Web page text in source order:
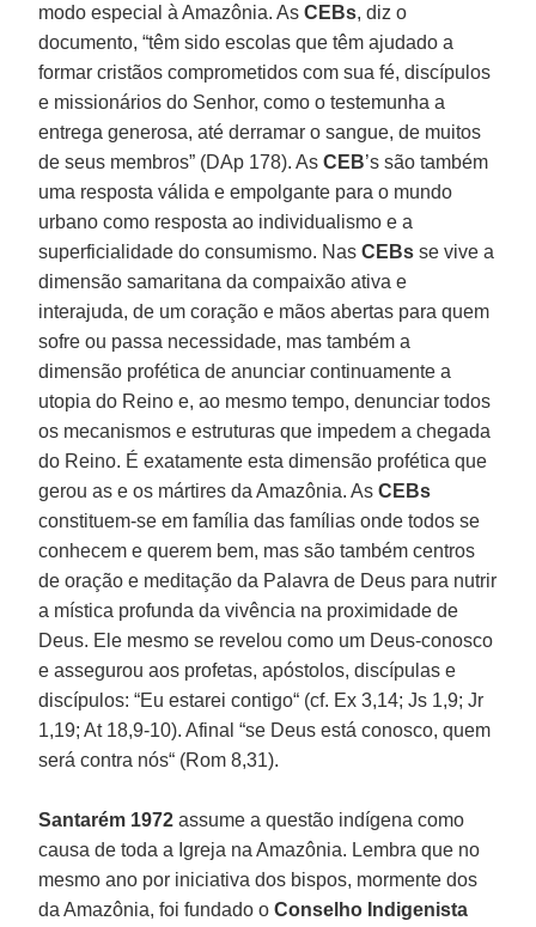
modo especial à Amazônia. AsCEBs, diz o
documento, “têm sido escolas que têm ajudado a
formar cristãos comprometidos com sua fé, discípulos
e missionários do Senhor, como o testemunha a
entrega generosa, até derramar o sangue, de muitos
de seus membros” (DAp 178). AsCEB’s são também
uma resposta válida e empolgante para o mundo
urbano como resposta ao individualismo e a
superficialidade do consumismo. NasCEBsse vive a
dimensão samaritana da compaixão ativa e
interajuda, de um coração e mãos abertas para quem
sofre ou passa necessidade, mas também a
dimensão profética de anunciar continuamente a
utopia do Reino e, ao mesmo tempo, denunciar todos
os mecanismos e estruturas que impedem a chegada
do Reino. É exatamente esta dimensão profética que
gerou as e os mártires da Amazônia. AsCEBs
constituem-se em família das famílias onde todos se
conhecem e querem bem, mas são também centros
de oração e meditação da Palavra de Deus para nutrir
a mística profunda da vivência na proximidade de
Deus. Ele mesmo se revelou como um Deus-conosco
e assegurou aos profetas, apóstolos, discípulas e
discípulos: “Eu estarei contigo“ (cf. Ex 3,14; Js 1,9; Jr
1,19; At 18,9-10). Afinal “se Deus está conosco, quem
será contra nós“ (Rom 8,31).
Santarém 1972 assume a questão indígena como
causa de toda a Igreja na Amazônia. Lembra que no
mesmo ano por iniciativa dos bispos, mormente dos
da Amazônia, foi fundado oConselho Indigenista